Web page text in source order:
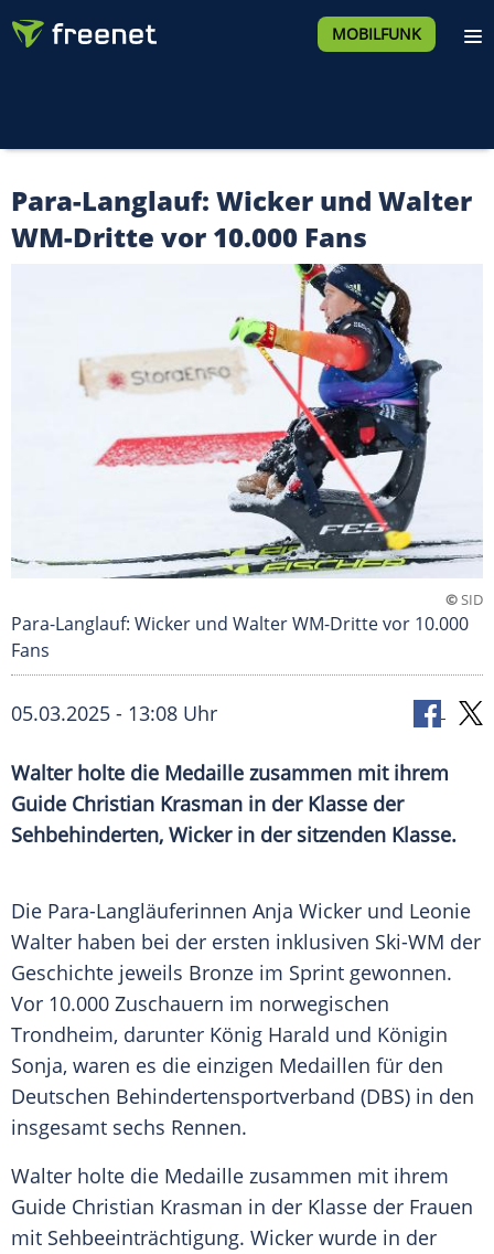
MOBILFUNK
Para-Langlauf: Wicker und Walter
WM-Dritte vor 10.000 Fans
©SID
Para-Langlauf: Wicker und Walter WM-Dritte vor 10.000
Fans
05.03.2025 - 13:08 Uhr
Walter holte die Medaille zusammen mit ihrem
Guide Christian Krasman in der Klasse der
Sehbehinderten, Wicker in der sitzenden Klasse.
Die Para-Langläuferinnen Anja Wicker und Leonie
Walter haben bei der ersten inklusiven Ski-WM der
Geschichte jeweils Bronze im Sprint gewonnen.
Vor 10.000 Zuschauern im norwegischen
Trondheim, darunter König Harald und Königin
Sonja, waren es die einzigen Medaillen für den
Deutschen Behindertensportverband (DBS) in den
insgesamt sechs Rennen.
Walter holte die Medaille zusammen mit ihrem
Guide Christian Krasman in der Klasse der Frauen
mit Sehbeeinträchtigung. Wicker wurde in der